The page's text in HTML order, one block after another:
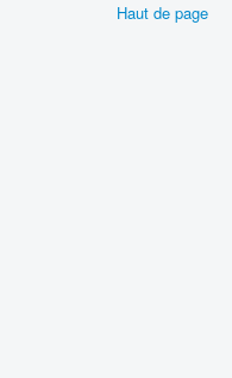
Haut de page